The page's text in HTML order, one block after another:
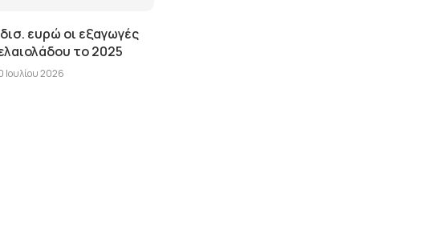
ευρώ οι εξαγωγές
το 2025
Ιουλίου 2026